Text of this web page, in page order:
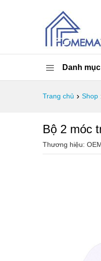
Danh
Trang chủ › Shop
Bộ 2 móc
Thương hiệu: